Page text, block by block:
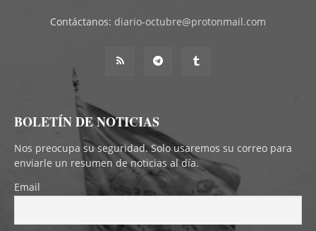
Contáctanos: diario-octubre@protonmail.com
BOLETÍN DE NOTICIAS
Nos preocupa su seguridad. Solo usaremos su correo para
enviarle un resumen de noticias al día.
Email